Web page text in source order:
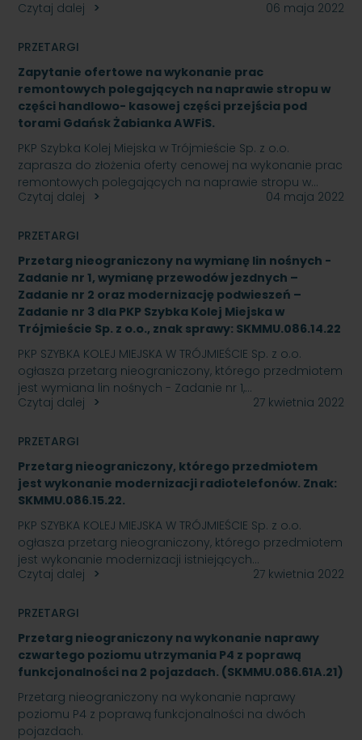
Czytaj dalej
06 maja 2022
PRZETARGI
Zapytanie ofertowe na wykonanie prac
remontowych polegających na naprawie stropu w
części handlowo- kasowej części przejścia pod
torami Gdańsk Żabianka AWFiS.
PKP Szybka Kolej Miejska w Trójmieście Sp. z o.o.
zaprasza do złożenia oferty cenowej na wykonanie prac
remontowych polegających na naprawie stropu w…
Czytaj dalej
04 maja 2022
PRZETARGI
Przetarg nieograniczony na wymianę lin nośnych -
Zadanie nr 1, wymianę przewodów jezdnych –
Zadanie nr 2 oraz modernizację podwieszeń –
Zadanie nr 3 dla PKP Szybka Kolej Miejska w
Trójmieście Sp. z o.o., znak sprawy: SKMMU.086.14.22
PKP SZYBKA KOLEJ MIEJSKA W TRÓJMIEŚCIE Sp. z o.o.
ogłasza przetarg nieograniczony, którego przedmiotem
jest wymiana lin nośnych - Zadanie nr 1,…
Czytaj dalej
27 kwietnia 2022
PRZETARGI
Przetarg nieograniczony, którego przedmiotem
jest wykonanie modernizacji radiotelefonów. Znak:
SKMMU.086.15.22.
PKP SZYBKA KOLEJ MIEJSKA W TRÓJMIEŚCIE Sp. z o.o.
ogłasza przetarg nieograniczony, którego przedmiotem
jest wykonanie modernizacji istniejących…
Czytaj dalej
27 kwietnia 2022
PRZETARGI
Przetarg nieograniczony na wykonanie naprawy
czwartego poziomu utrzymania P4 z poprawą
funkcjonalności na 2 pojazdach. (SKMMU.086.61A.21)
Przetarg nieograniczony na wykonanie naprawy
poziomu P4 z poprawą funkcjonalności na dwóch
pojazdach.